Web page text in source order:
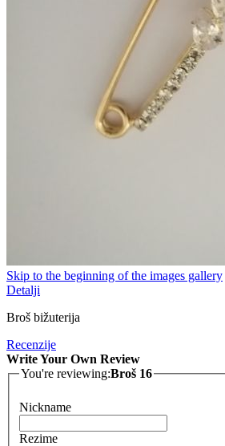
Skip to the beginning of the images gallery
Detalji
Broš bižuterija
Recenzije
Write Your Own Review
You're reviewing:Broš 16
Nickname
Rezime